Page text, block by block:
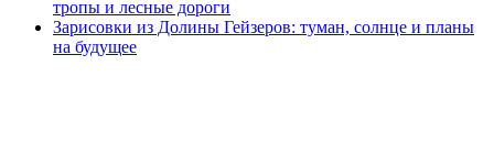
тропы и лесные дороги
Зарисовки из Долины Гейзеров: туман, солнце и планы
на будущее